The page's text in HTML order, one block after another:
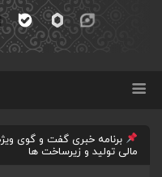
برنامه خبری گفت و گوی
مالی تولید و زیرساخت ها